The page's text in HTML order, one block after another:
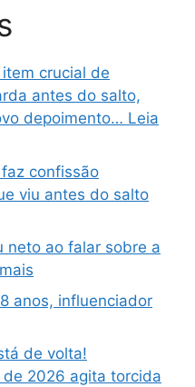
crucial de
antes do salto,
depoimento… Leia
confissão
viu antes do salto
neto ao falar sobre a
anos, influenciador
de volta!
de 2026 agita torcida